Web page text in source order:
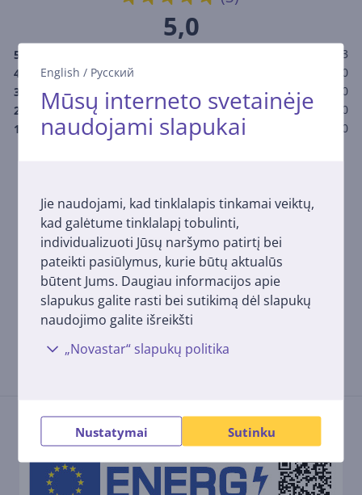
English / Русский
Mūsų interneto svetainėje
naudojami slapukai
Jie naudojami, kad tinklalapis tinkamai veiktų,
kad galėtume tinklalapį tobulinti,
individualizuoti Jūsų naršymo patirtį bei
pateikti pasiūlymus, kurie būtų aktualūs
būtent Jums. Daugiau informacijos apie
slapukus galite rasti bei sutikimą dėl slapukų
naudojimo galite išreikšti
„Novastar“ slapukų politika
Nustatymai Sutinku
5,0
5
3
4
0
3
0
2
0
1
0
Įvertinti
Pateikdami produkto apžvalgą, vadovaukitės taisyklėmis.
Daugiau apie atsiliepimo palikimą sužinokite čia.